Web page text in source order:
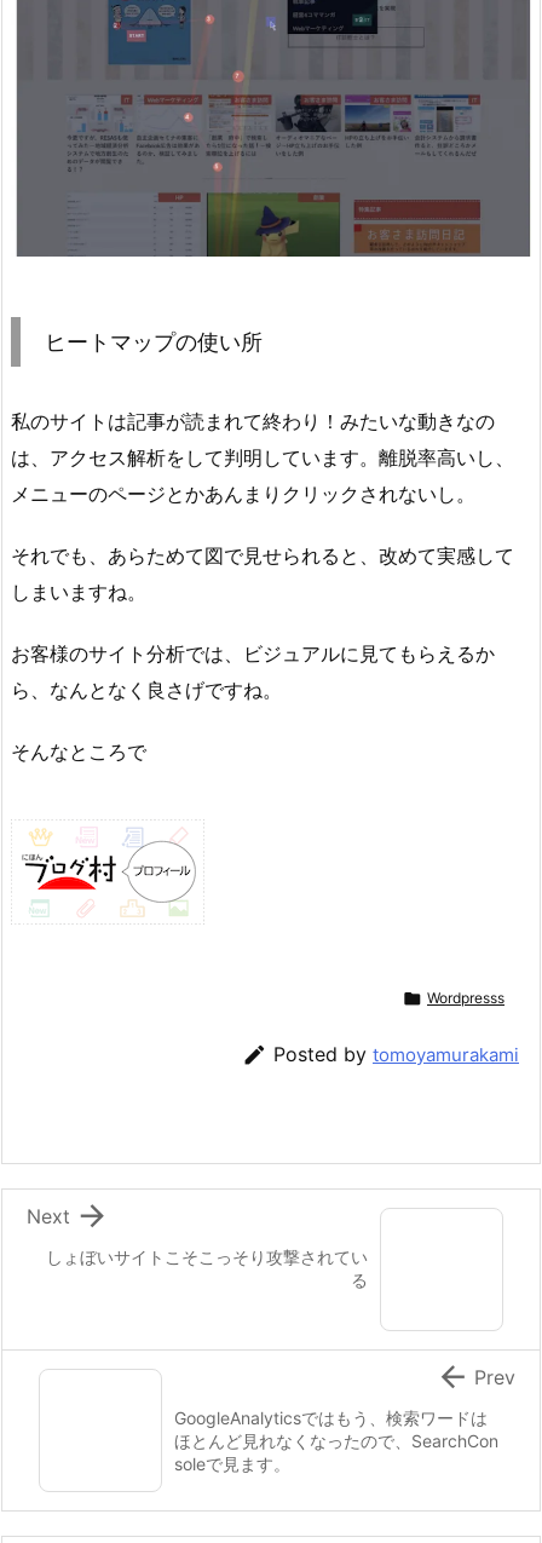
ヒートマップの使い所
私のサイトは記事が読まれて終わり！みたいな動きなの
は、アクセス解析をして判明しています。離脱率高いし、
メニューのページとかあんまりクリックされないし。
それでも、あらためて図で見せられると、改めて実感して
しまいますね。
お客様のサイト分析では、ビジュアルに見てもらえるか
ら、なんとなく良さげですね。
そんなところで
 Wordpresss
 Posted by tomoyamurakami
しょぼいサイトこそこっそり攻撃されてい
る

Next
GoogleAnalyticsではもう、検索ワードは
ほとんど見れなくなったので、SearchCon
soleで見ます。
 Prev